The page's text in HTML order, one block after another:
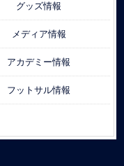
グッズ情報
メディア情報
アカデミー情報
フットサル情報